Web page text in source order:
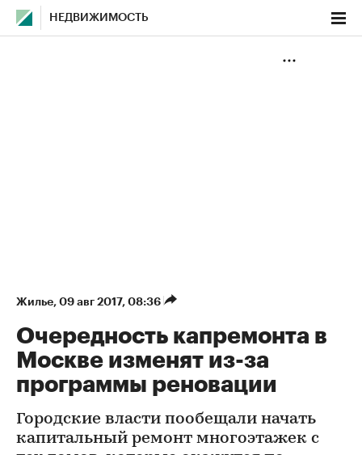
НЕДВИЖИМОСТЬ
Жилье⁠, 09 авг 2017, 08:36
Очередность капремонта в
Москве изменят из-за
программы реновации
Городские власти пообещали начать
капитальный ремонт многоэтажек с